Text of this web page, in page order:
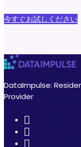
今すぐお試しください
DataImpulse:
Provider